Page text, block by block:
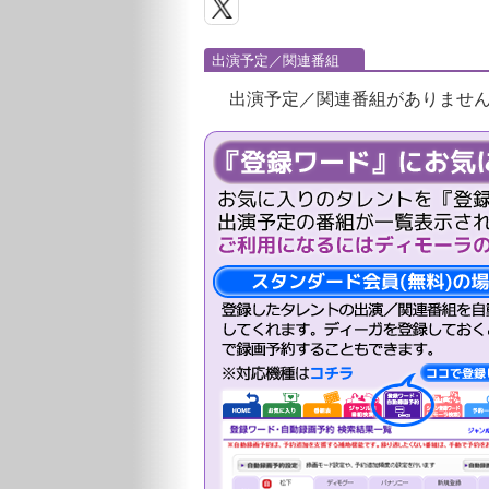
出演予定／関連番組
出演予定／関連番組がありませ